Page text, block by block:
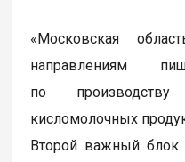
«Московская
направлениям
по
кисломолочных
Второй важный блок